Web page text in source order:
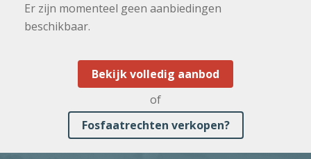
Er zijn momenteel geen aanbiedingen
beschikbaar.
Bekijk volledig aanbod
of
Fosfaatrechten verkopen?